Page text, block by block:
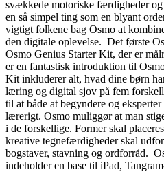
svækkede motoriske færdigheder
en så simpel ting som en blyant
vigtigt folkene bag Osmo at
den digitale oplevelse. Det første
Osmo Genius Starter Kit, der er
er en fantastisk introduktion til
Kit inkluderer alt, hvad dine børn
læring og digital sjov på fem
til at både at begyndere og
lærerigt. Osmo muliggør at man
i de forskellige. Former skal
kreative tegnefærdigheder skal
bogstaver, stavning og ordforråd.
indeholder en base til iPad,